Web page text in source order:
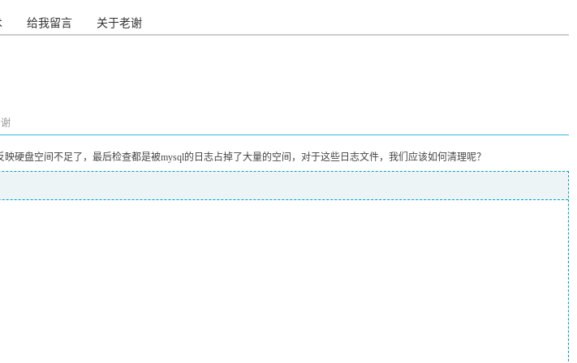
给我留言 关于老谢
硬盘空间不足了，最后检查都是被mysql的日志占掉了大量的空间，对于这些日志文件，我们应该如何清理呢？